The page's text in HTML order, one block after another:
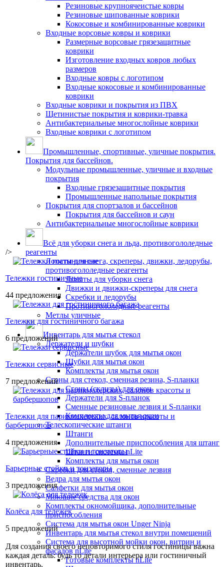
Резиновые крупноячеистые ковры
Резиновые шипованные коврики
Кокосовые и комбинированные коврики
Входные ворсовые ковры и коврики
Размерные ворсовые грязезащитные
коврики
Изготовление входных ковров любых
размеров
Входные ковры с логотипом
Входные кокосовые и комбинированные
коврики
Входные коврики и покрытия из ПВХ
Щетинистые покрытия и коврики-травка
Антибактериальные многослойные коврики
Входные коврики с логотипом
Промышленные, спортивные, уличные покрытия.
Покрытия для бассейнов.
Модульные промышленные, уличные и входные
покрытия
Входные грязезащитные покрытия
Промышленные напольные покрытия
Покрытия для спортзалов и бассейнов
Покрытия для бассейнов и саун
Антибактериальные многослойные коврики
Всё для уборки снега и льда, противогололедные
реагенты
Лопаты для снега, скреперы, движки, ледорубы,
противогололедные реагенты
Лопаты для уборки снега
Движки и движки-скреперы для снега
Скребки и ледорубы
Противогололедные реагенты
Метлы уличные
Инвентарь для мытья стекол
Держатели и шубки
Держатели шубок для мытья окон
Шубки для мытья окон
Комплекты для мытья окон
Сгоны для стекол, сменная резина, S-планки
Сгоны (склизы) для окон
Держатели для S-планок
Сменные резиновые лезвия и S-планки
Комплекты для мытья окон
Телескопические штанги
Штанги
Дополнительные приспособления для штанг
Штанги системы nLite
Комплекты для мытья окон
Скребки для стекол, сменные лезвия
Ведра для мытья окон
Салфетки для мытья окон
Моющие средства для окон
Комплекты окномойщика, дополнительные
приспособления
Система для мытья окон Unger Ninja
Инвентарь для мытья стекол внутри помещений
Система для высотной мойки окон, витрин и
фасадов nLite
Готовые комплекты nLite
/>
Тележки гостиничные
44 предложения
Тележки для гостиничного багажа
6 предложений
Тележки сервисные
7 предложений
Тележки для парикмахерских, салонов красоты и
барбершопов
4 предложения
Барьерные стойки и тонзаторы
3 предложения
Колёса для тележек
5 предложений
Для создания своего неповторимого стиля гостиницы важна
каждая деталь: будь то детали интерьера или гостиничный
инвентарь.